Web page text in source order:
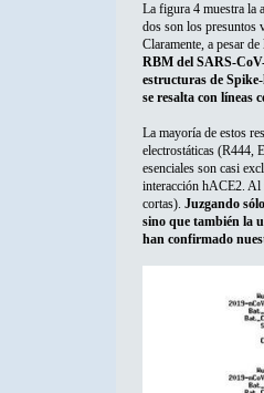
La figura 4 muestra la
dos son los presuntos
Claramente, a pesar
RBM del SARS-
estructuras de
se resalta con líneas
La mayoría de estos
electrostáticas (R444,
esenciales son casi
interacción hACE2. Al
cortas). Juzgando
sino que también la
han confirmado